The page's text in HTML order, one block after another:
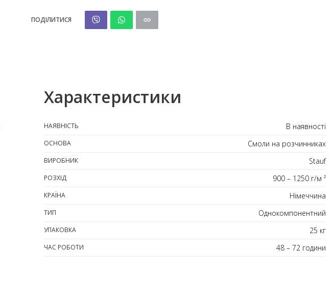
ПОДІЛИТИСЯ
Характеристики
НАЯВНІСТЬ В наявності
ОСНОВА Смоли на розчинниках
ВИРОБНИК Stauf
РОЗХІД 900 – 1250 г/м ²
КРАЇНА Німеччина
ТИП Однокомпонентний
УПАКОВКА 25 кг
ЧАС РОБОТИ 48 – 72 години